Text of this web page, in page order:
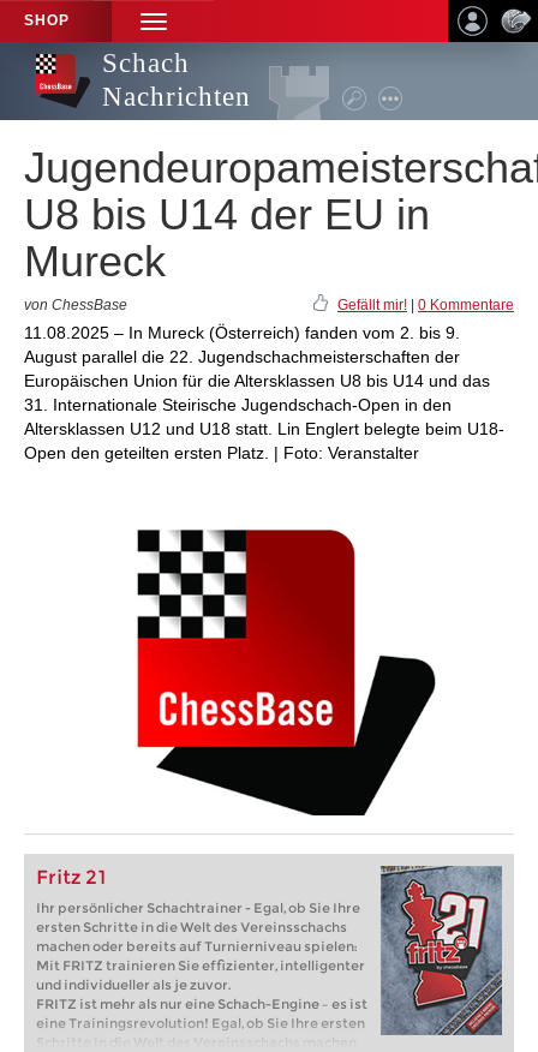
SHOP
TOGGLE
NAVIGATION
Schach
Nachrichten
U8 bis U14 der EU in
Mureck
von ChessBase Gefällt mir! 0 Kommentare
11.08.2025 – In Mureck (Österreich) fanden vom 2. bis 9.
August parallel die 22. Jugendschachmeisterschaften der
Europäischen Union für die Altersklassen U8 bis U14 und das
31. Internationale Steirische Jugendschach-Open in den
Altersklassen U12 und U18 statt. Lin Englert belegte beim U18-
Open den geteilten ersten Platz. | Foto: Veranstalter
Fritz 21
Ihr persönlicher Schachtrainer - Egal, ob Sie Ihre
ersten Schritte in die Welt des Vereinsschachs
machen oder bereits auf Turnierniveau spielen:
Mit FRITZ trainieren Sie effizienter, intelligenter
und individueller als je zuvor.
FRITZ ist mehr als nur eine Schach-Engine – es ist
eine Trainingsrevolution! Egal, ob Sie Ihre ersten
Schritte in die Welt des Vereinsschachs machen